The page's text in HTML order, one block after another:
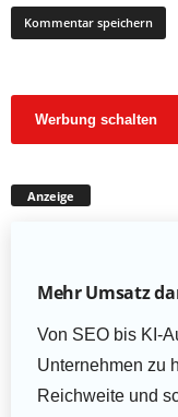
Werbung schalten
Anzeige
Mehr Umsatz
Von SEO bis KI-
Unternehmen zu
Reichweite und